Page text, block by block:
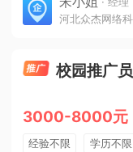
校园推广员
3000-8000元
经验不限 学历不限